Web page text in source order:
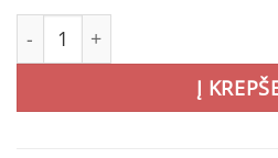
produkto kiekis: REIMA
Į